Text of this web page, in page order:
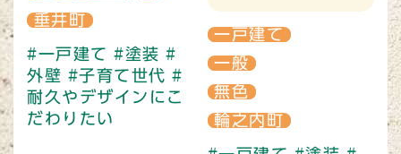
垂井町
#一戸建て #塗装 #
外壁 #子育て世代 #
耐久やデザインにこ
だわりたい
一戸建て
一般
無色
輪之内町